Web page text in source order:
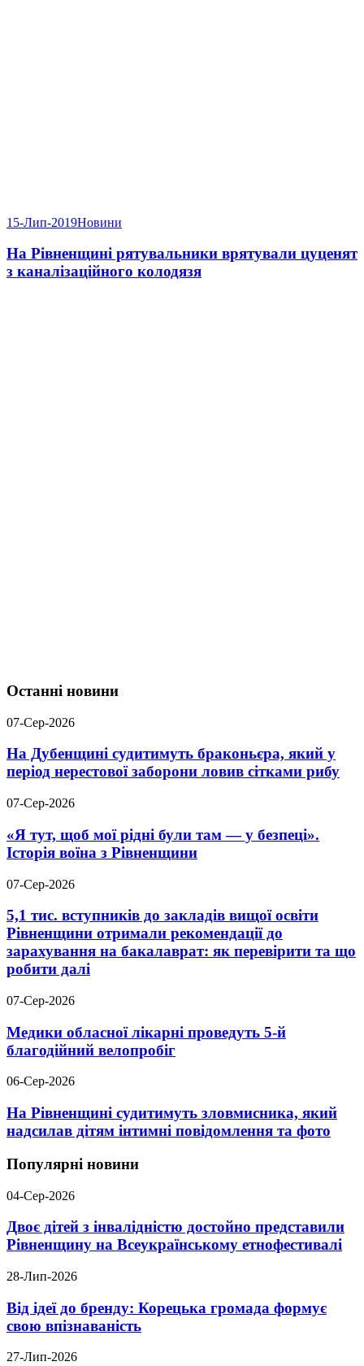
15-Лип-2019Новини
На Рівненщині рятувальники врятували цуценят
з каналізаційного колодязя
Останні новини
07-Сер-2026
На Дубенщині судитимуть браконьєра, який у
період нерестової заборони ловив сітками рибу
07-Сер-2026
«Я тут, щоб мої рідні були там — у безпеці».
Історія воїна з Рівненщини
07-Сер-2026
5,1 тис. вступників до закладів вищої освіти
Рівненщини отримали рекомендації до
зарахування на бакалаврат: як перевірити та що
робити далі
07-Сер-2026
Медики обласної лікарні проведуть 5-й
благодійний велопробіг
06-Сер-2026
На Рівненщині судитимуть зловмисника, який
надсилав дітям інтимні повідомлення та фото
Популярні новини
04-Сер-2026
Двоє дітей з інвалідністю достойно представили
Рівненщину на Всеукраїнському етнофестивалі
28-Лип-2026
Від ідеї до бренду: Корецька громада формує
свою впізнаваність
27-Лип-2026